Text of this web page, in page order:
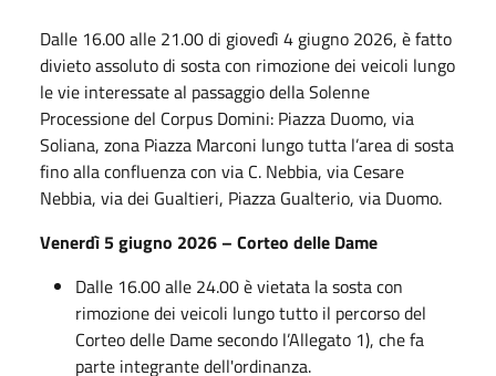
Dalle 16.00 alle 21.00 di giovedì 4 giugno 2026, è fatto
divieto assoluto di sosta con rimozione dei veicoli lungo
le vie interessate al passaggio della Solenne
Processione del Corpus Domini: Piazza Duomo, via
Soliana, zona Piazza Marconi lungo tutta l’area di sosta
fino alla confluenza con via C. Nebbia, via Cesare
Nebbia, via dei Gualtieri, Piazza Gualterio, via Duomo.
Venerdì 5 giugno 2026 – Corteo delle Dame
Dalle 16.00 alle 24.00 è vietata la sosta con
rimozione dei veicoli lungo tutto il percorso del
Corteo delle Dame secondo l’Allegato 1), che fa
parte integrante dell'ordinanza.